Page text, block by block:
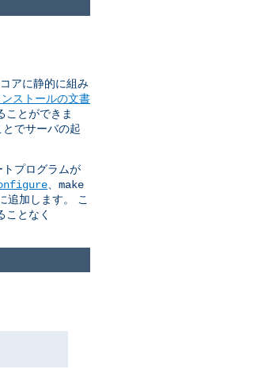
アに静的に組み
ンストールの文書
ことができま
でサーバの起
プログラムが
make
追加します。 こ
となく